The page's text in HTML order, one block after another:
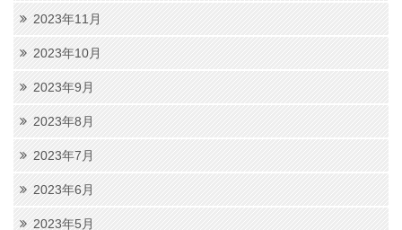
2023年11月
2023年10月
2023年9月
2023年8月
2023年7月
2023年6月
2023年5月